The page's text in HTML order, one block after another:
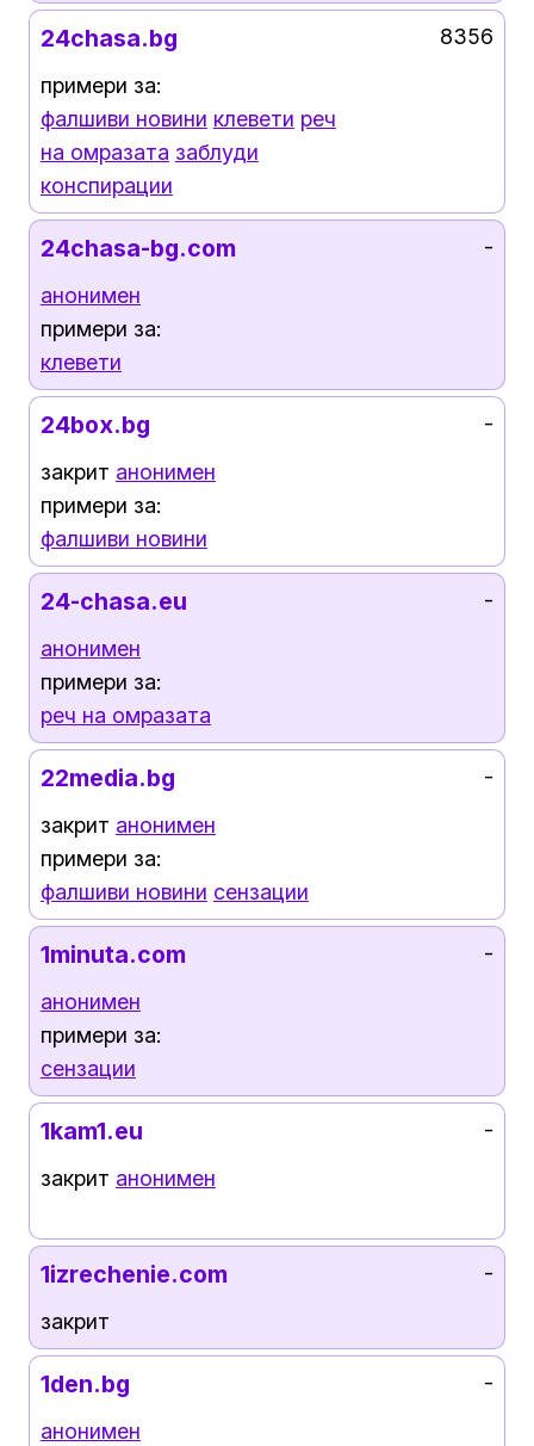
24chasa.bg
примери за:
фалшиви новини клевети реч
на омразата заблуди
конспирации
8356
24chasa-bg.com
анонимен
примери за:
клевети
-
24box.bg
закрит анонимен
примери за:
фалшиви новини
-
24-chasa.eu
анонимен
примери за:
реч на омразата
-
22media.bg
закрит анонимен
примери за:
фалшиви новини сензации
-
1minuta.com
анонимен
примери за:
сензации
-
1kam1.eu
закрит анонимен
-
1izrechenie.com
закрит
-
1den.bg
анонимен
-